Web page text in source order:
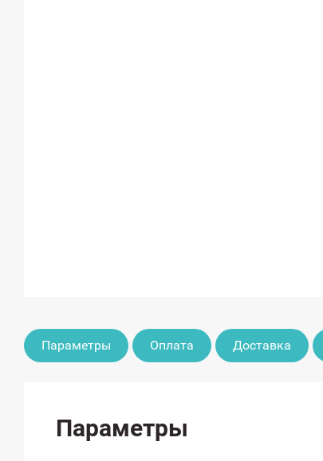
Параметры Оплата Доставка
Параметры